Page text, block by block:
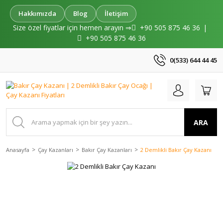
Hakkımızda Blog İletişim
Size özel fiyatlar için hemen arayın ⇒ +90 505 875 46 36 |
+90 505 875 46 36
0(533) 644 44 45
ARA
Anasayfa Çay Kazanları Bakır Çay Kazanları 2 Demlikli Bakır Çay Kazanı